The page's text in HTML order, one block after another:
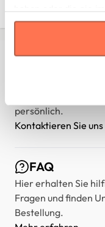
gesammelt haben.
Falls Sie Fragen
persönlich.
Kontaktieren Sie uns
FAQ
Hier erhalten Sie
Fragen und finden
Bestellung.